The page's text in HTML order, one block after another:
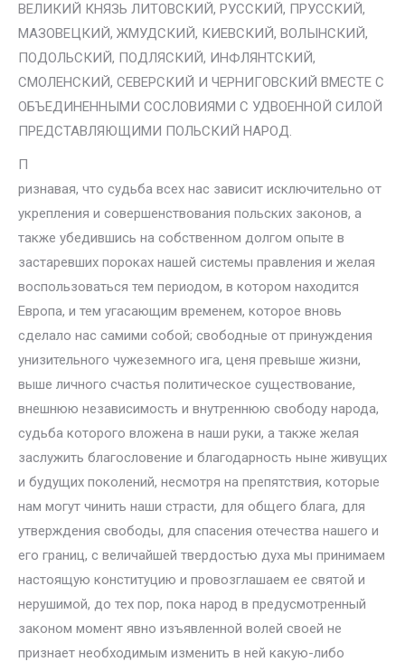
ВЕЛИКИЙ КНЯЗЬ ЛИТОВСКИЙ, РУССКИЙ, ПРУССКИЙ,
МАЗОВЕЦКИЙ, ЖМУДСКИЙ, КИЕВСКИЙ, ВОЛЫНСКИЙ,
ПОДОЛЬСКИЙ, ПОДЛЯСКИЙ, ИНФЛЯНТСКИЙ,
СМОЛЕНСКИЙ, СЕВЕРСКИЙ И ЧЕРНИГОВСКИЙ ВМЕСТЕ С
ОБЪЕДИНЕННЫМИ СОСЛОВИЯМИ С УДВОЕННОЙ СИЛОЙ
ПРЕДСТАВЛЯЮЩИМИ ПОЛЬСКИЙ НАРОД.
П
ризнавая, что судьба всех нас зависит исключительно от
укрепления и совершенствования польских законов, а
также убедившись на собственном долгом опыте в
застаревших пороках нашей системы правления и желая
воспользоваться тем периодом, в котором находится
Европа, и тем угасающим временем, которое вновь
сделало нас самими собой; свободные от принуждения
унизительного чужеземного ига, ценя превыше жизни,
выше личного счастья политическое существование,
внешнюю независимость и внутреннюю свободу народа,
судьба которого вложена в наши руки, а также желая
заслужить благословение и благодарность ныне живущих
и будущих поколений, несмотря на препятствия, которые
нам могут чинить наши страсти, для общего блага, для
утверждения свободы, для спасения отечества нашего и
его границ, с величайшей твердостью духа мы принимаем
настоящую конституцию и провозглашаем ее святой и
нерушимой, до тех пор, пока народ в предусмотренный
законом момент явно изъявленной волей своей не
признает необходимым изменить в ней какую-либо